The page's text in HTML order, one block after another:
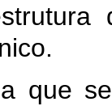
a que